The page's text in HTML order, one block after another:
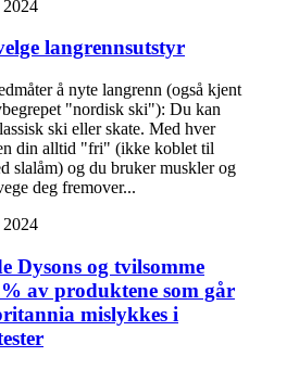
2024
langrennsutstyr
å nyte langrenn (også kjent
"nordisk ski"): Du kan
ski eller skate. Med hver
din alltid "fri" (ikke koblet til
slalåm) og du bruker muskler og
deg fremover...
2024
Dysons og tvilsomme
av produktene som går
mislykkes i